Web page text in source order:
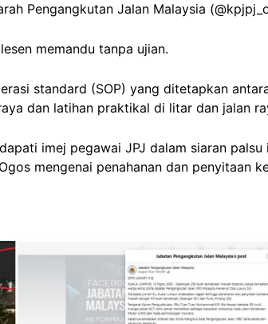
Pengangkutan Jalan Malaysia
memandu tanpa ujian.
standard (SOP) yang ditetapkan
dan latihan praktikal di litar dan jalan
imej pegawai JPJ dalam siaran
mengenai penahanan dan penyitaan